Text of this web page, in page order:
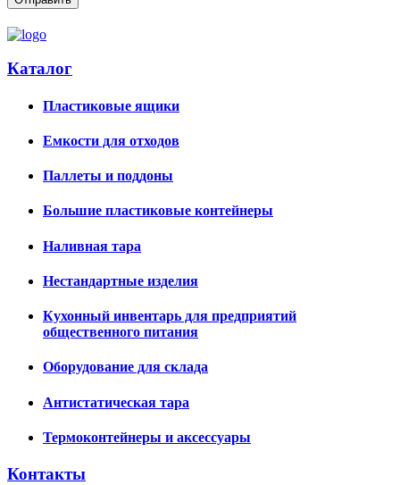
Каталог
Пластиковые ящики
Емкости для отходов
Паллеты и поддоны
Большие пластиковые контейнеры
Наливная тара
Нестандартные изделия
Кухонный инвентарь для предприятий
общественного питания
Оборудование для склада
Антистатическая тара
Термоконтейнеры и аксессуары
Контакты